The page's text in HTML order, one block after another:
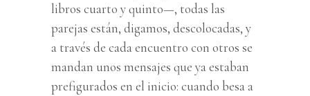
libros cuarto y quinto—, todas las
parejas están, digamos, descolocadas, y
a través de cada encuentro con otros se
mandan unos mensajes que ya estaban
prefigurados en el inicio: cuando besa a